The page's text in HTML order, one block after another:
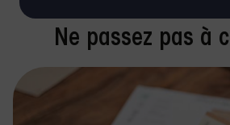
Ne passez pas à